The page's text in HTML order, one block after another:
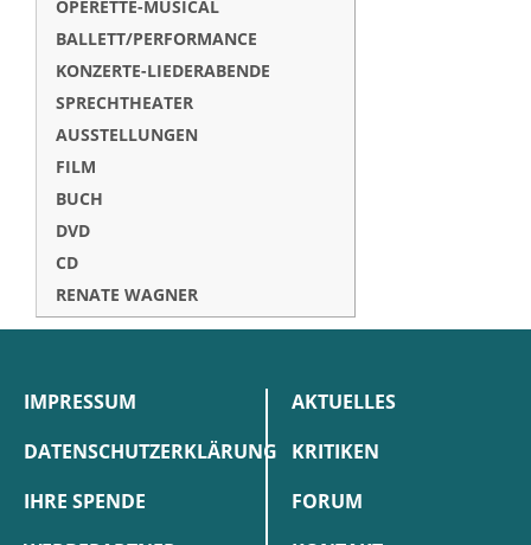
OPERETTE-MUSICAL
BALLETT/PERFORMANCE
KONZERTE-LIEDERABENDE
SPRECHTHEATER
AUSSTELLUNGEN
FILM
BUCH
DVD
CD
RENATE WAGNER
IMPRESSUM
DATENSCHUTZERKLÄRUNG
IHRE SPENDE
AKTUELLES
KRITIKEN
FORUM